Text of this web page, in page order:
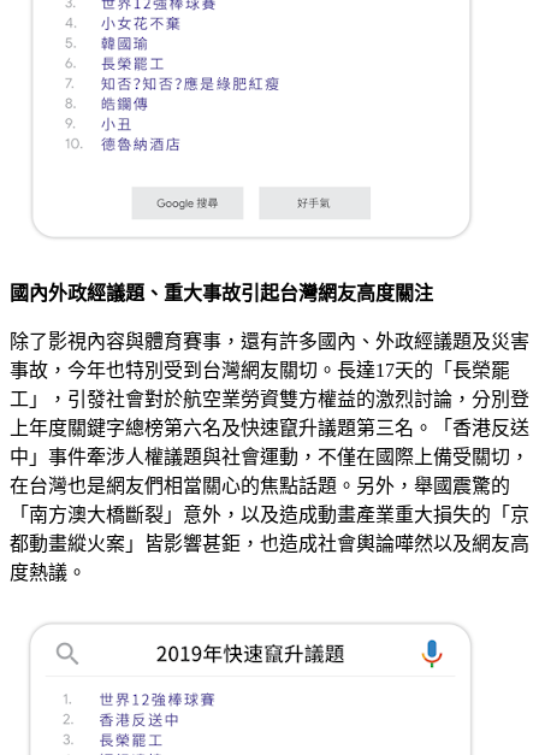
國內外政經議題、重大事故引起台灣網友高度關注
除了影視內容與體育賽事，還有許多國內、外政經議題及災害
事故，今年也特別受到台灣網友關切。長達17天的「長榮罷
工」，引發社會對於航空業勞資雙方權益的激烈討論，分別登
上年度關鍵字總榜第六名及快速竄升議題第三名。「香港反送
中」事件牽涉人權議題與社會運動，不僅在國際上備受關切，
在台灣也是網友們相當關心的焦點話題。另外，舉國震驚的
「南方澳大橋斷裂」意外，以及造成動畫產業重大損失的「京
都動畫縱火案」皆影響甚鉅，也造成社會輿論嘩然以及網友高
度熱議。